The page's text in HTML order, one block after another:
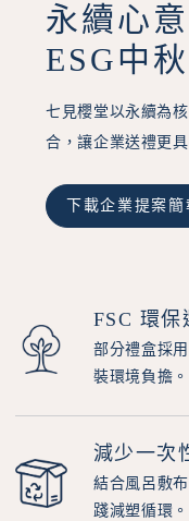
永續心意
ESG中
七見櫻堂以永續為
合，讓企業送禮更具
下載企業提案簡
FSC 環保
部分禮盒採
裝環境負擔。
減少一次
結合風呂敷
踐減塑循環。